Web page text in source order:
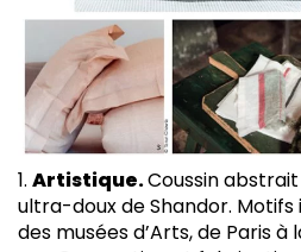
1. Artistique.Coussin
ultra-doux de Shandor.
des musées d’Arts, de Paris à